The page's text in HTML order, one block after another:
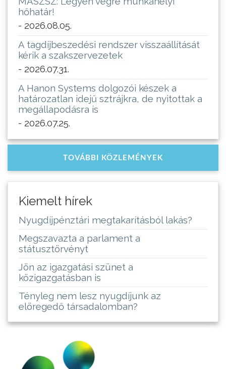
hőhatár!
- 2026.08.05.
A tagdíjbeszedési rendszer visszaállítását
kérik a szakszervezetek
- 2026.07.31.
A Hanon Systems dolgozói készek a
határozatlan idejű sztrájkra, de nyitottak a
megállapodásra is
- 2026.07.25.
TOVÁBBI KÖZLEMÉNYEK
Kiemelt hírek
Nyugdíjpénztári megtakarításból lakás?
Megszavazta a parlament a
státusztörvényt
Jön az igazgatási szünet a
közigazgatásban is
Tényleg nem lesz nyugdíjunk az
elöregedő társadalomban?